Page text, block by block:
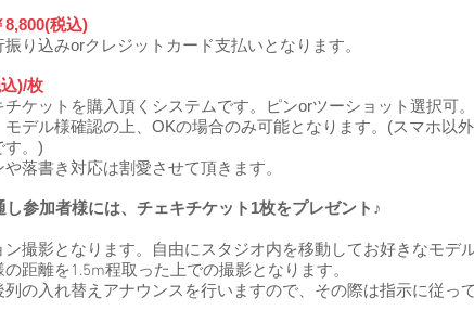
8,800(税込)
り込みorクレジットカード支払いとなります。​
)/枚
ケットを購入頂くシステムです。ピンorツーショット選択可。
デル様確認の上、OKの場合のみ可能となります。(スマホ以
す。)
落書き対応は割愛させて頂きます。
し参加者様には、チェキチケット1枚をプレゼント♪
ン撮影となります。自由にスタジオ内を移動してお好きなモデ
の距離を1.5m程取った上での撮影となります。
列の入れ替えアナウンスを行いますので、その際は指示に従っ